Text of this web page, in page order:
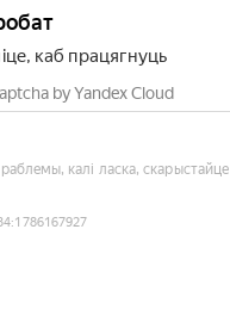
каб працягнуць
by Yandex Cloud
калі ласка, скарыстайце
:1786167927